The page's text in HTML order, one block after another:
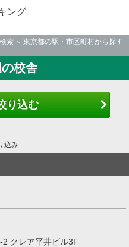
ング
索
東京都の駅・市区町村から探す
校舎
り込む
込み
クレア平井ビル3F